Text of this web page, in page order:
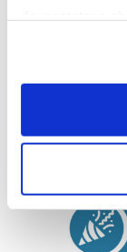
If you allow, we
Collect
Identify
specific
Find out more
and set your